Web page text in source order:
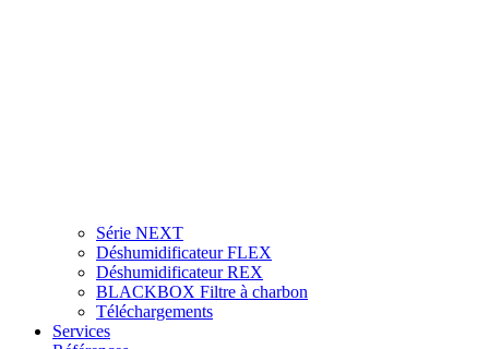
Série NEXT
Déshumidificateur FLEX
Déshumidificateur REX
BLACKBOX Filtre à charbon
Téléchargements
Services